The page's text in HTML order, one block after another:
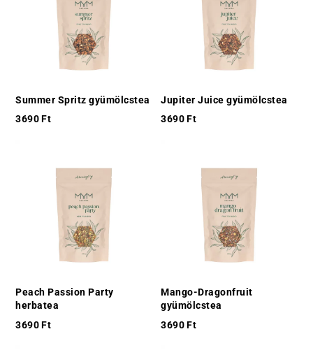
Summer Spritz gyümölcstea
3690Ft
Jupiter Juice gyümölcstea
3690Ft
Peach Passion Party
herbatea
3690Ft
Mango-Dragonfruit
gyümölcstea
3690Ft